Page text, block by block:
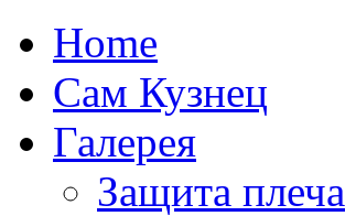
Home
Сам Кузнец
Галерея
Защита плеча